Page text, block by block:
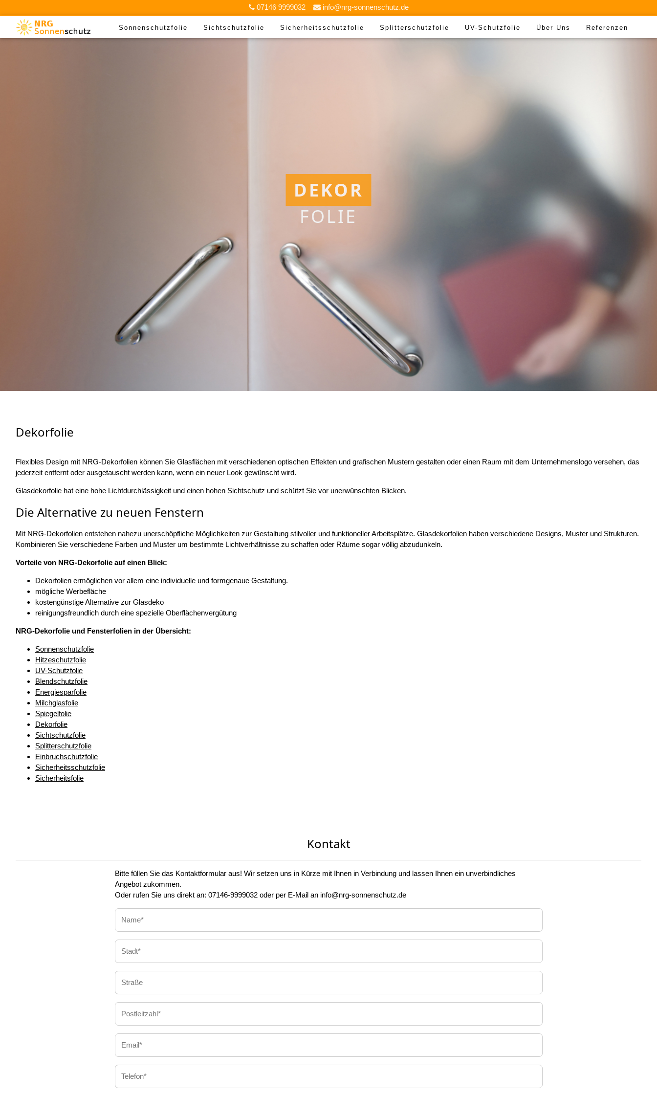
07146 9999032 info@nrg-sonnenschutz.de
Sonnenschutzfolie Sichtschutzfolie Sicherheitsschutzfolie Splitterschutzfolie UV-Schutzfolie Über Uns Referenzen
DEKOR
FOLIE
Dekorfolie
Flexibles Design mit NRG-Dekorfolien können Sie Glasflächen mit verschiedenen optischen Effekten und grafischen Mustern gestalten oder einen Raum mit dem Unternehmenslogo versehen, das
jederzeit entfernt oder ausgetauscht werden kann, wenn ein neuer Look gewünscht wird.
Glasdekorfolie hat eine hohe Lichtdurchlässigkeit und einen hohen Sichtschutz und schützt Sie vor unerwünschten Blicken.
Die Alternative zu neuen Fenstern
Mit NRG-Dekorfolien entstehen nahezu unerschöpfliche Möglichkeiten zur Gestaltung stilvoller und funktioneller Arbeitsplätze. Glasdekorfolien haben verschiedene Designs, Muster und Strukturen.
Kombinieren Sie verschiedene Farben und Muster um bestimmte Lichtverhältnisse zu schaffen oder Räume sogar völlig abzudunkeln.
Vorteile von NRG-Dekorfolie auf einen Blick:
Dekorfolien ermöglichen vor allem eine individuelle und formgenaue Gestaltung.
mögliche Werbefläche
kostengünstige Alternative zur Glasdeko
reinigungsfreundlich durch eine spezielle Oberflächenvergütung
NRG-Dekorfolie und Fensterfolien in der Übersicht:
Sonnenschutzfolie
Hitzeschutzfolie
UV-Schutzfolie
Blendschutzfolie
Energiesparfolie
Milchglasfolie
Spiegelfolie
Dekorfolie
Sichtschutzfolie
Splitterschutzfolie
Einbruchschutzfolie
Sicherheitsschutzfolie
Sicherheitsfolie
Kontakt
Bitte füllen Sie das Kontaktformular aus! Wir setzen uns in Kürze mit Ihnen in Verbindung und lassen Ihnen ein unverbindliches
Angebot zukommen.
Oder rufen Sie uns direkt an: 07146-9999032 oder per E-Mail an info@nrg-sonnenschutz.de